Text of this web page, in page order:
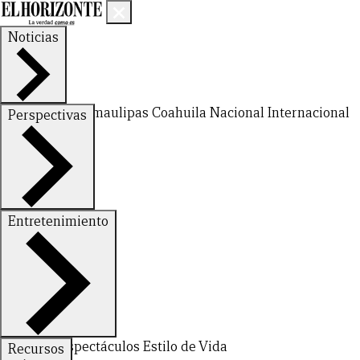
Noticias
Nuevo LeónTamaulipas Coahuila NacionalInternacional
Perspectivas
FinanzasOpinión
Entretenimiento
DeportesEspectáculos Estilo de Vida
Recursos
CERRAR